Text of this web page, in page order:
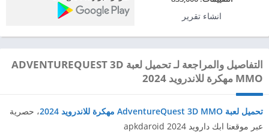
انشاء تقرير
التفاصيل والمراجعة لـ تحميل لعبة ADVENTUREQUEST 3D
MMO مهكرة للاندرويد 2024
تحميل لعبة AdventureQuest 3D MMO مهكرة للاندرويد 2024
، حصرية
عبر موقعنا ابك دارويد 2024 apkdaroid